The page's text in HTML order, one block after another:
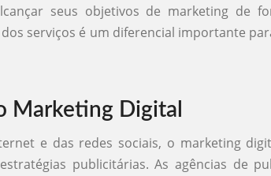
seus objetivos de marketing de
serviços é um diferencial importante
Marketing Digital
e das redes sociais, o marketing
publicitárias. As agências de